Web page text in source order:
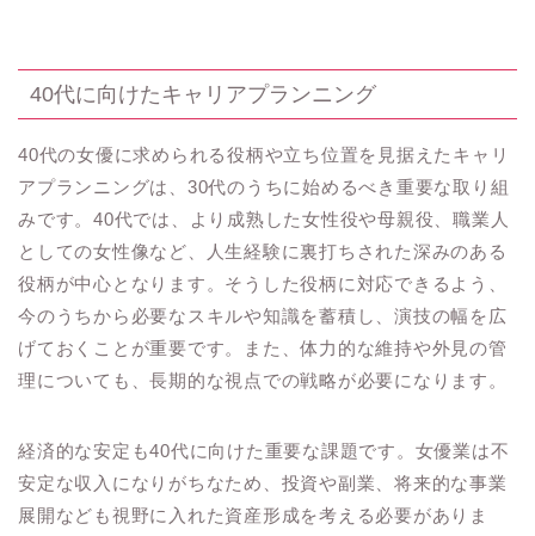
40代に向けたキャリアプランニング
40代の女優に求められる役柄や立ち位置を見据えたキャリ
アプランニングは、30代のうちに始めるべき重要な取り組
みです。40代では、より成熟した女性役や母親役、職業人
としての女性像など、人生経験に裏打ちされた深みのある
役柄が中心となります。そうした役柄に対応できるよう、
今のうちから必要なスキルや知識を蓄積し、演技の幅を広
げておくことが重要です。また、体力的な維持や外見の管
理についても、長期的な視点での戦略が必要になります。
経済的な安定も40代に向けた重要な課題です。女優業は不
安定な収入になりがちなため、投資や副業、将来的な事業
展開なども視野に入れた資産形成を考える必要がありま